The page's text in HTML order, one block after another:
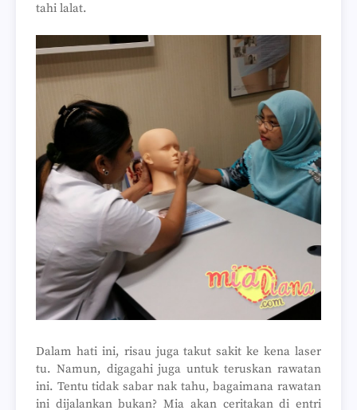
tahi lalat.
Dalam hati ini, risau juga takut sakit ke kena laser
tu. Namun, digagahi juga untuk teruskan rawatan
ini. Tentu tidak sabar nak tahu, bagaimana rawatan
ini dijalankan bukan? Mia akan ceritakan di entri